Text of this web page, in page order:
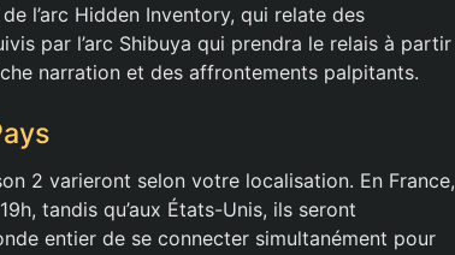
l’arc Hidden Inventory, qui relate des
par l’arc Shibuya qui prendra le relais à partir
narration et des affrontements palpitants.
2 varieront selon votre localisation. En France,
tandis qu’aux États-Unis, ils seront
entier de se connecter simultanément pour